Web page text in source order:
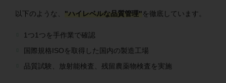
以下のような、 "ハイレベルな品質管理"を徹底しています。
1つ1つを手作業で確認
国際規格ISOを取得した国内の製造工場
品質試験、放射能検査、残留農薬物検査を実施